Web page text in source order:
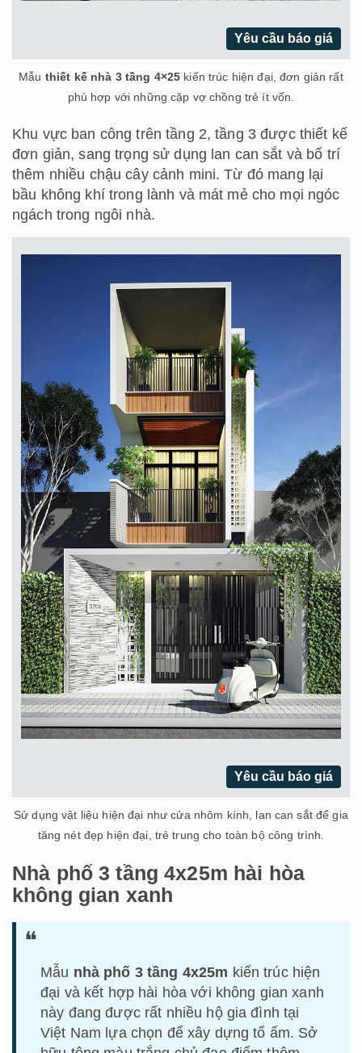
Yêu cầu báo giá
Mẫu thiết kế nhà 3 tầng 4×25 kiến trúc hiện đại, đơn giản rất
phù hợp với những cặp vợ chồng trẻ ít vốn.
Khu vực ban công trên tầng 2, tầng 3 được thiết kế
đơn giản, sang trọng sử dụng lan can sắt và bố trí
thêm nhiều chậu cây cảnh mini. Từ đó mang lại
bầu không khí trong lành và mát mẻ cho mọi ngóc
ngách trong ngôi nhà.
Yêu cầu báo giá
Sử dụng vật liệu hiện đại như cửa nhôm kính, lan can sắt để gia
tăng nét đẹp hiện đại, trẻ trung cho toàn bộ công trình.
Nhà phố 3 tầng 4x25m hài hòa
không gian xanh
Mẫu nhà phố 3 tầng 4x25m kiến trúc hiện
đại và kết hợp hài hòa với không gian xanh
này đang được rất nhiều hộ gia đình tại
Việt Nam lựa chọn để xây dựng tổ ấm. Sở